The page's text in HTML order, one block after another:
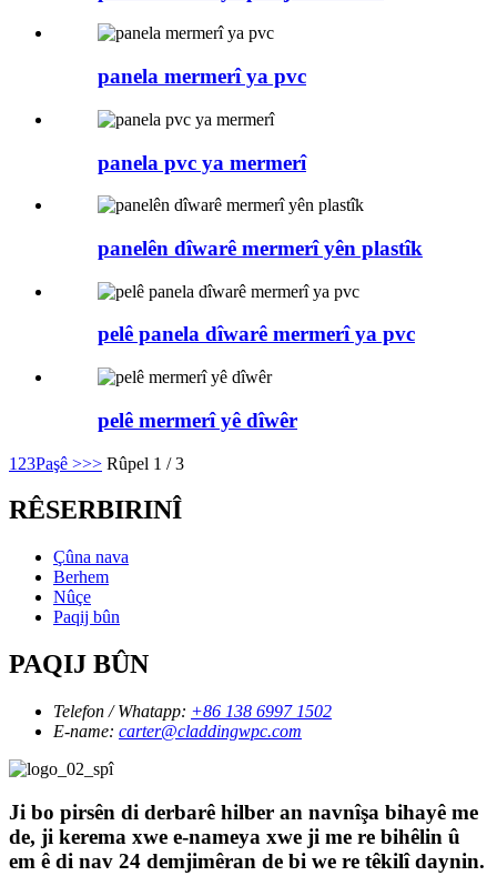
panela mermerî ya pvc
panela pvc ya mermerî
panelên dîwarê mermerî yên plastîk
pelê panela dîwarê mermerî ya pvc
pelê mermerî yê dîwêr
1 23Paşê >>> Rûpel 1 / 3
RÊSERBIRINÎ
Çûna nava
Berhem
Nûçe
Paqij bûn
PAQIJ BÛN
Telefon / Whatapp: +86 138 6997 1502
E-name: carter@claddingwpc.com
Ji bo pirsên di derbarê hilber an navnîşa bihayê me
de, ji kerema xwe e-nameya xwe ji me re bihêlin û
em ê di nav 24 demjimêran de bi we re têkilî daynin.